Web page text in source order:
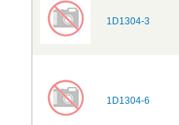
1D1304-3
1D1304-6